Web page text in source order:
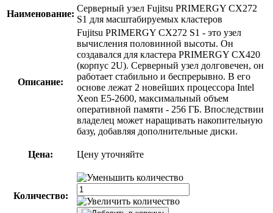
Наименование:
Серверный узел Fujitsu PRIMERGY CX272
S1 для масштабируемых кластеров
Описание:
Fujitsu PRIMERGY CX272 S1 - это узел
вычисления половинной высоты. Он
создавался для кластера PRIMERGY CX420
(корпус 2U). Серверный узел долговечен, он
работает стабильно и беспрерывно. В его
основе лежат 2 новейших процессора Intel
Xeon E5-2600, максимальный объем
оперативной памяти - 256 ГБ. Впоследствии
владелец может наращивать накопительную
базу, добавляя дополнительные диски.
Цена: Цену уточняйте
Количество: